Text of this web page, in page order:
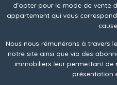
d’opter pour le mode de vente
appartement qui vous
cause.
Nous nous rémunérons à travers
notre site ainsi que via des
immobiliers leur permettant de
présentation